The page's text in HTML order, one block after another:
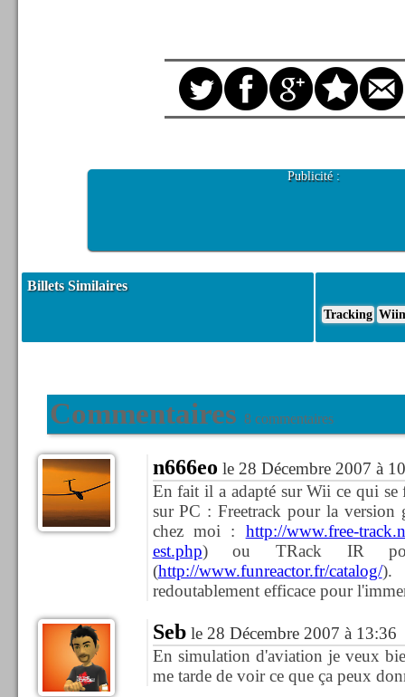
Publicité :
Billets Similaires
Tracking
Commentaires 8 commentaires
n666eo le 28 Décembre 2007 à
En fait il a adapté sur Wii ce qui
sur PC : Freetrack pour la version
chez moi : http://www.free-
est.php) ou TRack IR
(http://www.funreactor.fr/catalog/).
redoutablement efficace pour
Seble 28 Décembre 2007 à 13:36
En simulation d'aviation je veux
me tarde de voir ce que ça peux